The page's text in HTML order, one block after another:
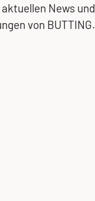
News und
von BUTTING.